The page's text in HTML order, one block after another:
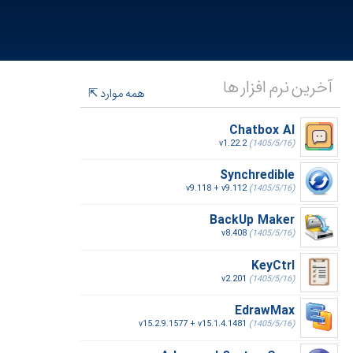
آخرین نرم افزار ها
همه موارد
Chatbox AI
v1.22.2(1405/5/16)
Synchredible
v9.118 + v9.112(1405/5/16)
BackUp Maker
v8.408 (1405/5/16)
KeyCtrl
v2.201 (1405/5/16)
EdrawMax
v15.2.9.1577 + v15.1.4.1481 (1405/5/16)